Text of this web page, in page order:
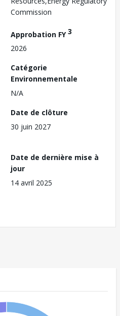
Commission
Approbation FY3
2026
Catégorie
Environnementale
N/A
Date de clôture
30 juin 2027
Date de dernière mise à
jour
14 avril 2025